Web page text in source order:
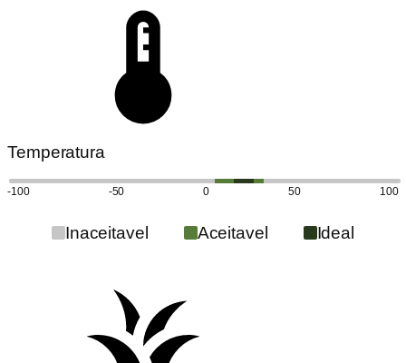
Temperatura
-100 -50 0 50 100
Inaceitavel Aceitavel Ideal